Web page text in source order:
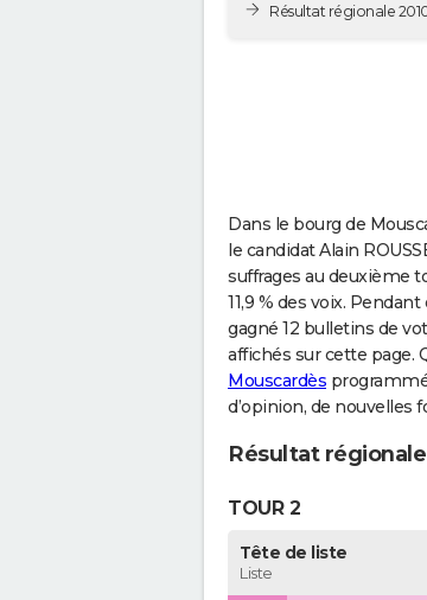
Résultat régionale
Dans le bourg de
le candidat Alain
suffrages au deuxième
11,9 % des voix.
gagné 12 bulletins de
affichés sur cette page.
Mouscardès
d’opinion, de nouvelles
Résultat
TOUR 2
Tête de liste
Liste